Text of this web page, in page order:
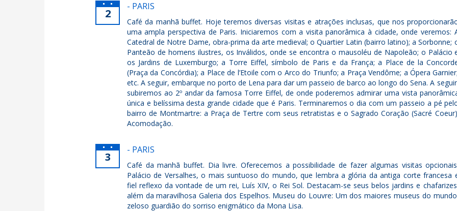
2
- PARIS
Café da manhã buffet. Hoje teremos diversas visitas e atrações inclusas, que nos
uma ampla perspectiva de Paris. Iniciaremos com a visita panorâmica à cidade, onde veremos:
Catedral de Notre Dame, obra-prima da arte medieval; o Quartier Latin (bairro latino); a Sorbonne;
Panteão de homens ilustres, os Inválidos, onde se encontra o mausoléu de Napoleão; o Palácio
os Jardins de Luxemburgo; a Torre Eiffel, símbolo de Paris e da França; a Place de la
(Praça da Concórdia); a Place de l’Etoile com o Arco do Triunfo; a Praça Vendôme; a Ópera
etc. A seguir, embarque no porto de Lena para dar um passeio de barco ao longo do Sena. A
subiremos ao 2º andar da famosa Torre Eiffel, de onde poderemos admirar uma vista
única e belíssima desta grande cidade que é Paris. Terminaremos o dia com um passeio a pé
bairro de Montmartre: a Praça de Tertre com seus retratistas e o Sagrado Coração (Sacré
Acomodação.
3
- PARIS
Café da manhã buffet. Dia livre. Oferecemos a possibilidade de fazer algumas visitas
Palácio de Versalhes, o mais suntuoso do mundo, que lembra a glória da antiga corte francesa
fiel reflexo da vontade de um rei, Luís XIV, o Rei Sol. Destacam-se seus belos jardins e
além da maravilhosa Galeria dos Espelhos. Museu do Louvre: Um dos maiores museus do
zeloso guardião do sorriso enigmático da Mona Lisa.